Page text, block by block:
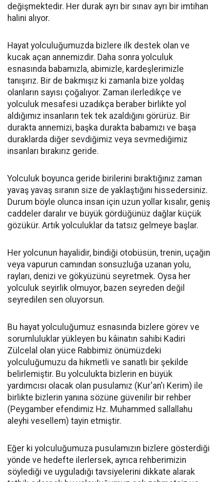
değişmektedir. Her durak ayrı bir sınav ayrı bir imtihan
halini alıyor.
Hayat yolculuğumuzda bizlere ilk destek olan ve
kucak açan annemizdir. Daha sonra yolculuk
esnasında babamızla, abimizle, kardeşlerimizle
tanışırız. Bir de bakmışız ki zamanla bize yoldaş
olanların sayısı çoğalıyor. Zaman ilerledikçe ve
yolculuk mesafesi uzadıkça beraber birlikte yol
aldığımız insanların tek tek azaldığını görürüz. Bir
durakta annemizi, başka durakta babamızı ve başa
duraklarda diğer sevdiğimiz veya sevmediğimiz
insanları bırakırız geride.
Yolculuk boyunca geride birilerini bıraktığınız zaman
yavaş yavaş sıranın size de yaklaştığını hissedersiniz.
Durum böyle olunca insan için uzun yollar kısalır, geniş
caddeler daralır ve büyük gördüğünüz dağlar küçük
gözükür. Artık yolculuklar da tatsız gelmeye başlar.
Her yolcunun hayalidir, bindiği otobüsün, trenin, uçağın
veya vapurun camından sonsuzluğa uzanan yolu,
rayları, denizi ve gökyüzünü seyretmek. Oysa her
yolculuk seyirlik olmuyor, bazen seyreden değil
seyredilen sen oluyorsun.
Bu hayat yolculuğumuz esnasında bizlere görev ve
sorumluluklar yükleyen bu kâinatın sahibi Kadiri
Zülcelal olan yüce Rabbimiz önümüzdeki
yolculuğumuzu da hikmetli ve sanatlı bir şekilde
belirlemiştir. Bu yolculukta bizlerin en büyük
yardımcısı olacak olan pusulamız (Kur'an'ı Kerim) ile
birlikte bizlerin yanına sözüne güvenilir bir rehber
(Peygamber efendimiz Hz. Muhammed sallallahu
aleyhi vesellem) tayin etmiştir.
Eğer ki yolculuğumuza pusulamızın bizlere gösterdiği
yönde ve hedefte ilerlersek, ayrıca rehberimizin
söylediği ve uyguladığı tavsiyelerini dikkate alarak